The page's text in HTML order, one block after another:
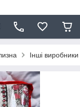
Інші виробники